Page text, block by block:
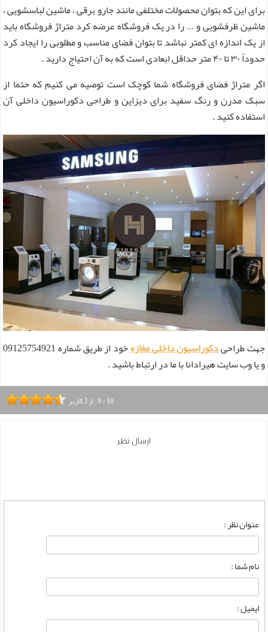
برای این که بتوان محصولات مختلفی مانند جارو برقی ، ماشین لباسشویی ،
ماشین ظرفشویی و … را در یک فروشگاه عرضه کرد متراژ فروشگاه باید
از یک اندازه ای کمتر نباشد تا بتوان فضای مناسب و مطلوبی را ایجاد کرد
حدوداً ۳۰ تا ۴۰ متر حداقل ابعادی است که به آن احتیاج دارید .
اگر متراژ فضای فروشگاه شما کوچک است توصیه می کنیم که حتما از
سبک مدرن و رنگ سفید برای دیزاین و طراحی دکوراسیون داخلی آن
استفاده کنید .
جهت طراحیدکوراسیون داخلی مغازه
خود از طریق شماره 09125754921
و یا وب سایت هیرادانا با ما در ارتباط باشید .
9/10 از3کاربر
ارسال نظر
عنوان نظر :
نام شما :
ایمیل :